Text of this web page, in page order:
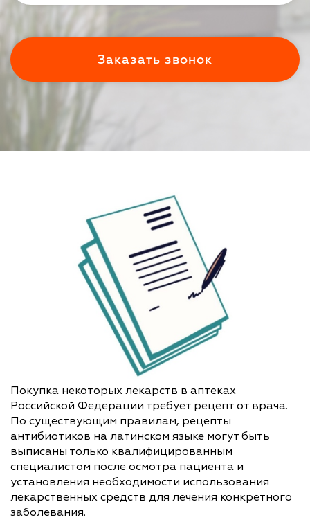
Покупка некоторых лекарств в аптеках
Российской Федерации требует рецепт от врача.
По существующим правилам, рецепты
антибиотиков на латинском языке могут быть
выписаны только квалифицированным
специалистом после осмотра пациента и
установления необходимости использования
лекарственных средств для лечения конкретного
заболевания.